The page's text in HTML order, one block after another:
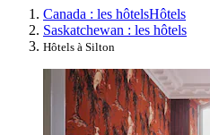
Canada : les hôtelsHôtels
Saskatchewan : les hôtels
Hôtels à Silton